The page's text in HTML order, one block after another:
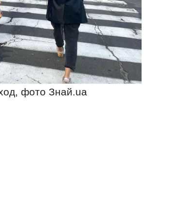
фото Знай.ua